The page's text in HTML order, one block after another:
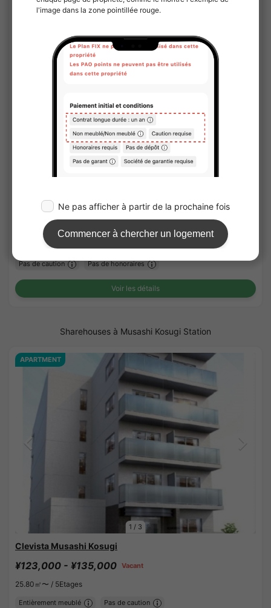
APARTMENT
¥70,000 - ¥70,000 Non Vacant
16.56㎡〜 / 4Etages / Tokyu-Meguro line Motosumiyoshi 18Minutes
Location courte durée
Pas de caution Pas de honoraires
Voir les détails
Sharehouses à Musashi Kosugi Station
1 / 3
APARTMENT
Clevista Musashi Kosugi
¥123,000 - ¥135,000 Vacant
25.80㎡〜 / 5Etages
Entièrement meublé Pas de caution